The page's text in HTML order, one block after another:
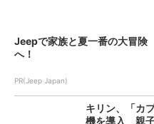
Jeepで家族と夏一番の大冒険
へ！
PR(Jeep Japan)
キリン、「カ
機を導入 親子